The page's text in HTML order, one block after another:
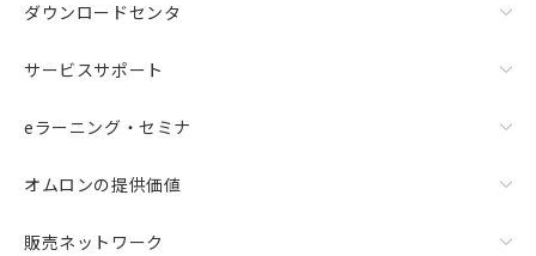
ダウンロードセンタ
サービスサポート
eラーニング・セミナ
オムロンの提供価値
販売ネットワーク